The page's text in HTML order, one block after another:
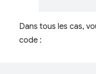
Dans tous les cas,
code :